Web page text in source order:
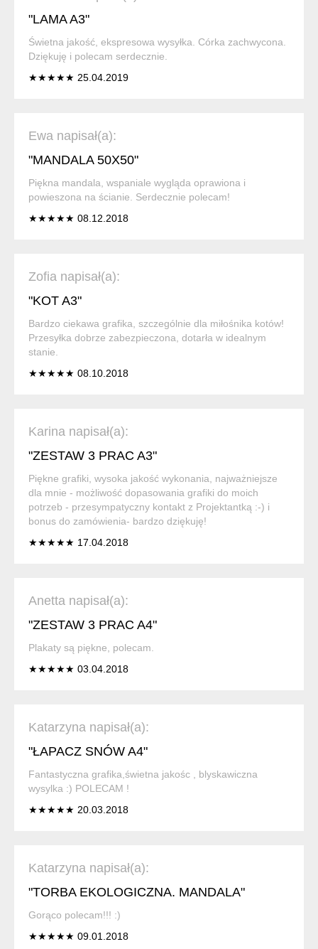
"LAMA A3"
Świetna jakość, ekspresowa wysyłka. Córka zachwycona.
Dziękuję i polecam serdecznie.
★★★★★ 25.04.2019
Ewa napisał(a):
"MANDALA 50X50"
Piękna mandala, wspaniale wygląda oprawiona i
powieszona na ścianie. Serdecznie polecam!
★★★★★ 08.12.2018
Zofia napisał(a):
"KOT A3"
Bardzo ciekawa grafika, szczególnie dla miłośnika kotów!
Przesyłka dobrze zabezpieczona, dotarła w idealnym
stanie.
★★★★★ 08.10.2018
Karina napisał(a):
"ZESTAW 3 PRAC A3"
Piękne grafiki, wysoka jakość wykonania, najważniejsze
dla mnie - możliwość dopasowania grafiki do moich
potrzeb - przesympatyczny kontakt z Projektantką :-) i
bonus do zamówienia- bardzo dziękuję!
★★★★★ 17.04.2018
Anetta napisał(a):
"ZESTAW 3 PRAC A4"
Plakaty są piękne, polecam.
★★★★★ 03.04.2018
Katarzyna napisał(a):
"ŁAPACZ SNÓW A4"
Fantastyczna grafika,świetna jakośc , blyskawiczna
wysylka :) POLECAM !
★★★★★ 20.03.2018
Katarzyna napisał(a):
"TORBA EKOLOGICZNA. MANDALA"
Gorąco polecam!!! :)
★★★★★ 09.01.2018